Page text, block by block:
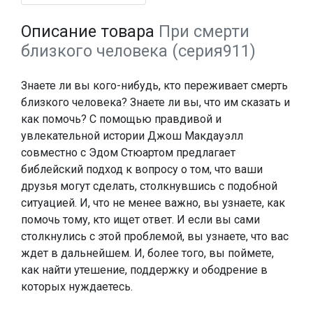
Описание товара При смерти
близкого человека (серия911)
Знаете ли вы кого-нибудь, кто переживает смерть
близкого человека? Знаете ли вы, что им сказать и
как помочь? С помощью правдивой и
увлекательной истории Джош Макдауэлл
совместно с Эдом Стюартом предлагает
библейский подход к вопросу о том, что ваши
друзья могут сделать, столкнувшись с подобной
ситуацией. И, что не менее важно, вы узнаете, как
помочь тому, кто ищет ответ. И если вы сами
столкнулись с этой проблемой, вы узнаете, что вас
ждет в дальнейшем. И, более того, вы поймете,
как найти утешение, поддержку и ободрение в
которых нуждаетесь.